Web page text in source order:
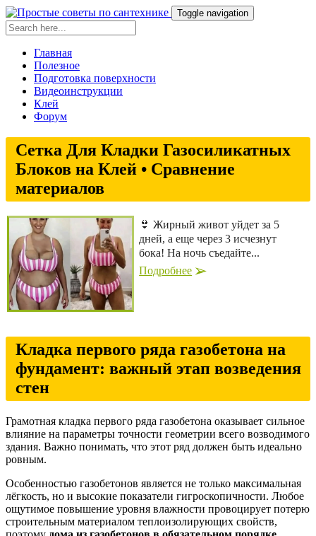
Toggle navigation
Главная
Полезное
Подготовка поверхности
Видеоинструкции
Клей
Форум
Сетка Для Кладки Газосиликатных
Блоков на Клей • Сравнение
материалов
👙 Жирный живот уйдет за 5
дней, а еще через 3 исчезнут
бока! На ночь съедайте...
Подробнее
Кладка первого ряда газобетона на
фундамент: важный этап возведения
стен
Грамотная кладка первого ряда газобетона оказывает сильное
влияние на параметры точности геометрии всего возводимого
здания. Важно понимать, что этот ряд должен быть идеально
ровным.
Особенностью газобетонов является не только максимальная
лёгкость, но и высокие показатели гигроскопичности. Любое
ощутимое повышение уровня влажности провоцирует потерю
строительным материалом теплоизолирующих свойств,